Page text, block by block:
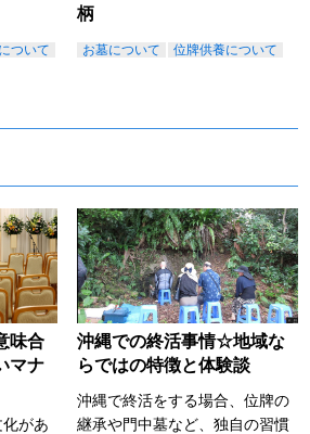
ついて
柄
お墓について 位牌供養について
味合
マナ
があ
沖縄での終活事情☆地域な
らではの特徴と体験談
沖縄で終活をする場合、位牌の
継承や門中墓など、独自の習慣